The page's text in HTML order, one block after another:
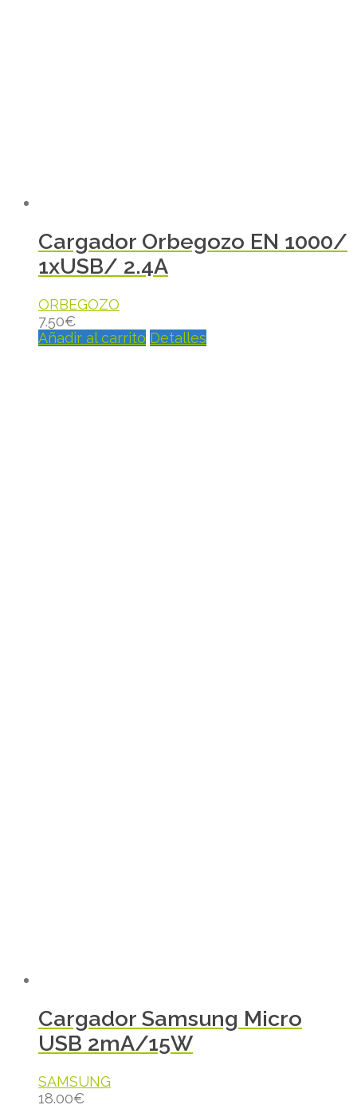
Cargador Orbegozo EN 1000/
1xUSB/ 2.4A
ORBEGOZO
7.50€
Añadir al carrito Detalles
Cargador Samsung Micro
USB 2mA/15W
SAMSUNG
18.00€